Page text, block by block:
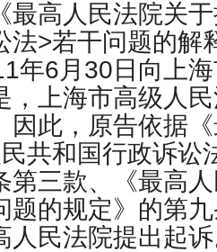
最高人民法院关
法>若干问题的解
年6月30日向上
，上海市高级人
因此，原告依据
共和国行政诉讼
第三款、《最高
题的规定》的第
人民法院提出起